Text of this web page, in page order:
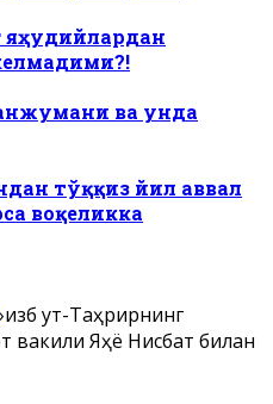
ва унда
тўққиз йил аввал
воқеликка
›Ҳизб ут-Таҳрирнинг
вакили Яҳё Нисбат билан